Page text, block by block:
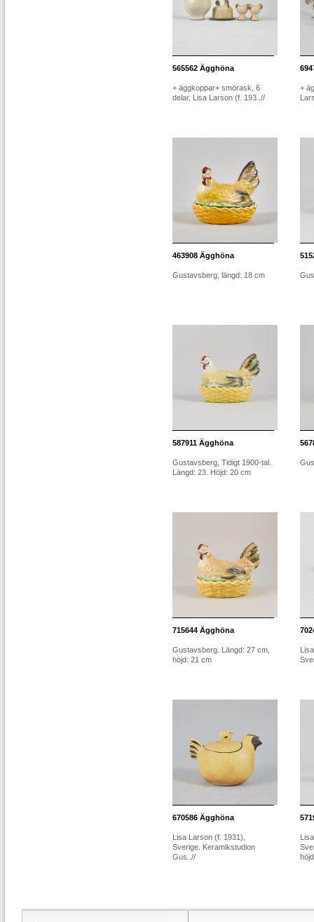
565562 Ägghöna
+ äggkoppar+ smörask, 6
delar, Lisa Larson (f. 193..//
+
463908 Ägghöna
Gustavsberg, längd: 18 cm
587911 Ägghöna
Gustavsberg, Tidigt 1900-tal.
Längd: 23. Höjd: 20 cm
715644 Ägghöna
Gustavsberg. Längd: 27 cm,
höjd: 21 cm
670586 Ägghöna
Lisa Larson (f. 1931),
Sverige. Keramikstudion
Gus..//